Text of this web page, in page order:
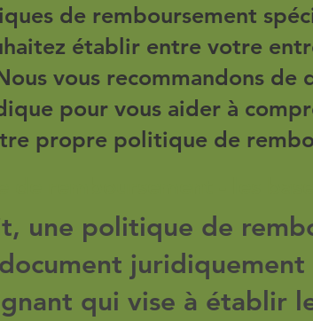
de remboursement
établir entre votre
vous recommandons de
pour vous aider à
propre politique de
une politique de
juridiquement
qui vise à établir